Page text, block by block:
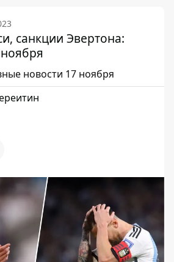
санкции Эвертона:
новости 17 ноября